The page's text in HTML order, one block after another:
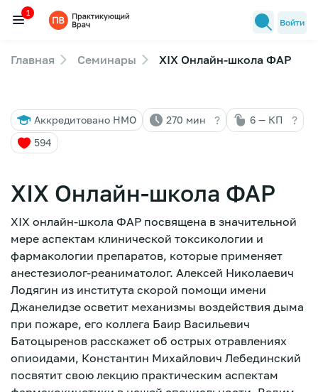
Семинары
Лекторы
FAQ
1
Войти
Главная Семинары XIX Онлайн-школа ФАР
Аккредитовано НМО 270 мин ? 6 — КП ?
594
XIX Онлайн-школа ФАР
XIX онлайн-школа ФАР посвящена в значительной
мере аспектам клинической токсикологии и
фармакологии препаратов, которые применяет
анестезиолог-реаниматолог. Алексей Николаевич
Лодягин из института скорой помощи имени
Джанелидзе осветит механизмы воздействия дыма
при пожаре, его коллега Баир Васильевич
Батоцыренов расскажет об острых отравлениях
опиоидами, Константин Михайлович Лебединский
посвятит свою лекцию практическим аспектам